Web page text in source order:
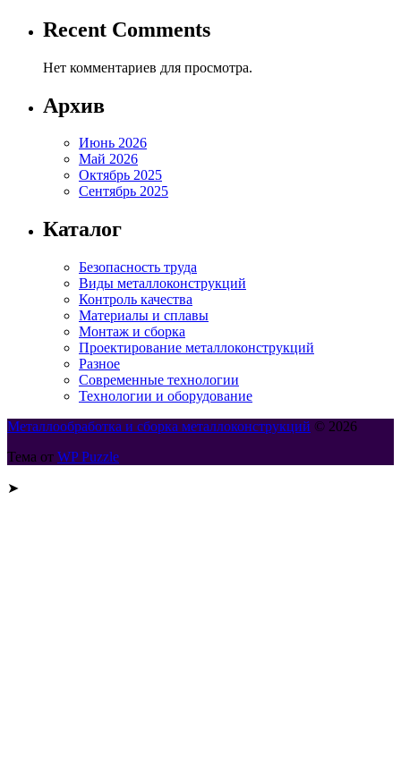
Recent Comments
Нет комментариев для просмотра.
Архив
Июнь 2026
Май 2026
Октябрь 2025
Сентябрь 2025
Каталог
Безопасность труда
Виды металлоконструкций
Контроль качества
Материалы и сплавы
Монтаж и сборка
Проектирование металлоконструкций
Разное
Современные технологии
Технологии и оборудование
Металлообработка и сборка металлоконструкций © 2026
Тема от WP Puzzle
➤